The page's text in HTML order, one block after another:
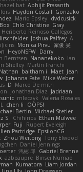
hazel bat Abhijit Prasanth
Haydon Costall Gonzako
Mario Epsley dvdcusick
Chlo Christine Gray
Heriberto Reinoso Gallegos
Joshua Palfrey A
Monica Pirvu 家俊 吴
HeyoNSFW Darry
Berntsen Nananekoko Ian
Shelley Martín Franchi
Nathan baitham i Maet Jean
Johanna Fate Mike Weber
D Marco De mitri
Jonathan Diaz Jadriaan
mleczyk Valeria Rosales
chen li
OOPS!
Bertin Michael Stetler
S. Chihirios Ethan Mulwee
Fuji
Rupert Eveleigh
Partridge EpsilonCG
Zhou Weitong Tony Elwood
Daniel Jennings
鸿彬 邱 Gabriel Brenne
azbeaupre Binsei Numao
Kumatora Liam Jordan